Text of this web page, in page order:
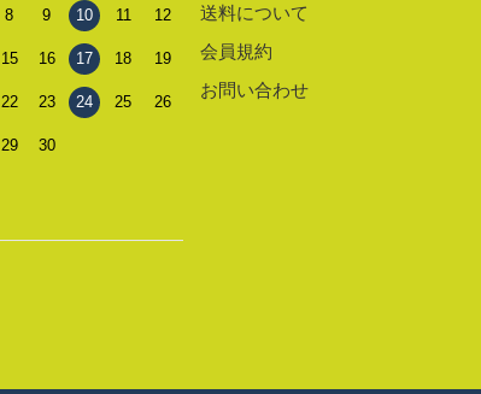
8 9 10 11 12
15 16 17 18 19
22 23 24 25 26
29 30
送料について
会員規約
お問い合わせ